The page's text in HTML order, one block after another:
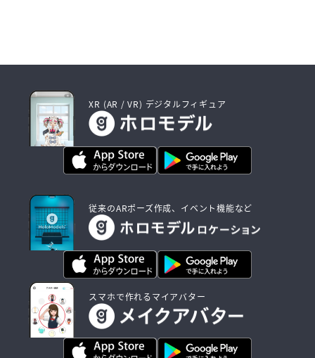
XR (AR / VR) デジタルフィギュア
従来のARポーズ作成、イベント機能など
スマホで作れるマイアバター